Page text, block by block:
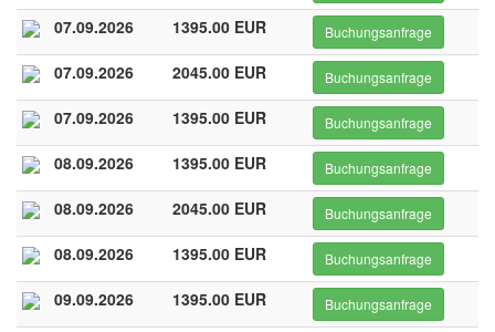
07.09.2026 1395.00 EUR Buchungsanfrage
07.09.2026 2045.00 EUR Buchungsanfrage
07.09.2026 1395.00 EUR Buchungsanfrage
08.09.2026 1395.00 EUR Buchungsanfrage
08.09.2026 2045.00 EUR Buchungsanfrage
08.09.2026 1395.00 EUR Buchungsanfrage
09.09.2026 1395.00 EUR Buchungsanfrage